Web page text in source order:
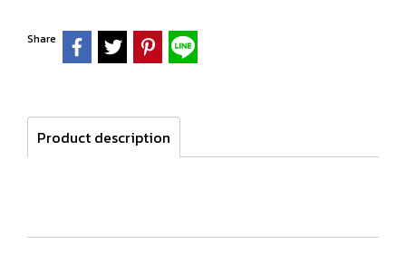
Share
Product description